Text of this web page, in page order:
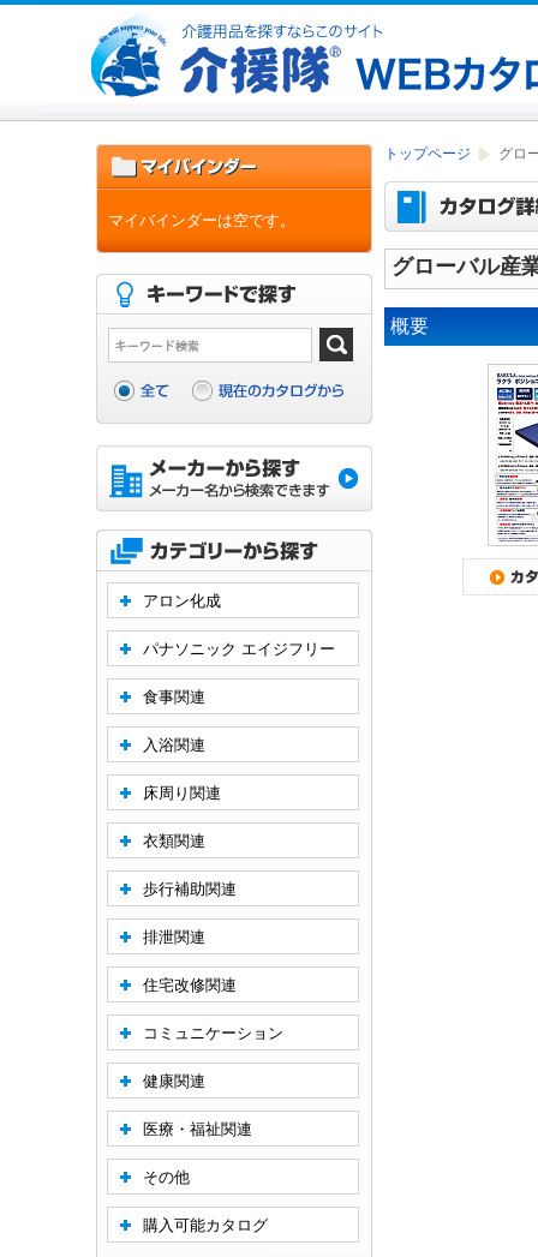
トップページ グロ
グローバル産
概要
マイバインダーは空です。
アロン化成
パナソニック エイジフリー
食事関連
入浴関連
床周り関連
衣類関連
歩行補助関連
排泄関連
住宅改修関連
コミュニケーション
健康関連
医療・福祉関連
その他
購入可能カタログ